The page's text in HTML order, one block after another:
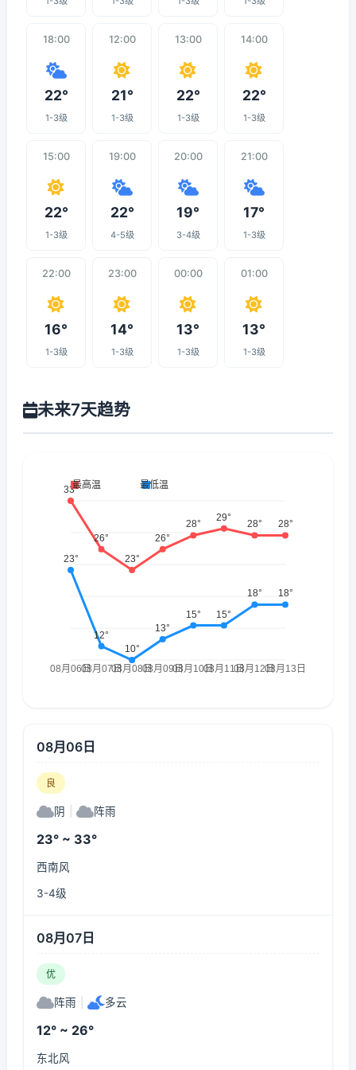
18:00
22°
1-3级
12:00
21°
1-3级
13:00
22°
1-3级
14:00
22°
1-3级
15:00
22°
1-3级
19:00
22°
4-5级
20:00
19°
3-4级
21:00
17°
1-3级
22:00
16°
1-3级
23:00
14°
1-3级
00:00
13°
1-3级
01:00
13°
1-3级
未来7天趋势
08月06日
良
阴 阵雨
23° ~ 33°
西南风
3-4级
08月07日
优
阵雨 多云
12° ~ 26°
东北风